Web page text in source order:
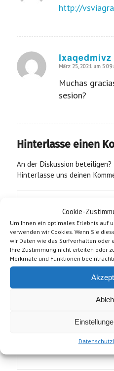
Cookie-
Um Ihnen ein optimales Erlebnis auf
verwenden wir Cookies. Wenn Sie
wir Daten wie das Surfverhalten oder
Ihre Zustimmung nicht erteilen oder
Merkmale und Funktionen
Datenschutz
http://
lxaqedmivz
sagte:
März 25, 2021 um 5:09
Muchas
sesion?
Hinterlasse einen
An der Diskussion beteiligen?
Hinterlasse uns deinen